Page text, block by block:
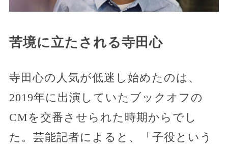
苦境に立たされる寺田心
寺田心の人気が低迷し始めたのは、
2019年に出演していたブックオフの
CMを交番させられた時期からでし
た。芸能記者によると、「子役という